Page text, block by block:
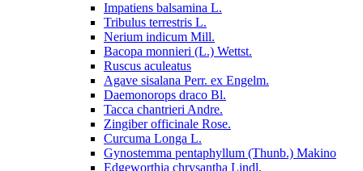
Impatiens balsamina L.
Tribulus terrestris L.
Nerium indicum Mill.
Bacopa monnieri (L.) Wettst.
Ruscus aculeatus
Agave sisalana Perr. ex Engelm.
Daemonorops draco Bl.
Tacca chantrieri Andre.
Zingiber officinale Rose.
Curcuma Longa L.
Gynostemma pentaphyllum (Thunb.) Makino
Edgeworthia chrysantha Lindl.